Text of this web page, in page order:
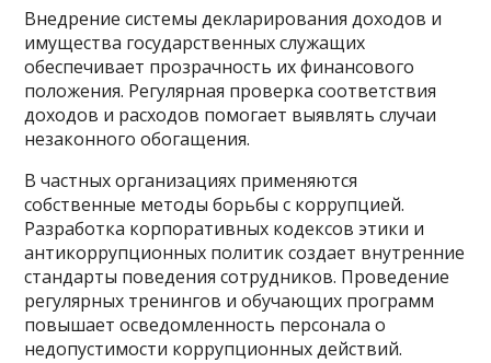
Внедрение системы декларирования доходов и
имущества государственных служащих
обеспечивает прозрачность их финансового
положения. Регулярная проверка соответствия
доходов и расходов помогает выявлять случаи
незаконного обогащения.
В частных организациях применяются
собственные методы борьбы с коррупцией.
Разработка корпоративных кодексов этики и
антикоррупционных политик создает внутренние
стандарты поведения сотрудников. Проведение
регулярных тренингов и обучающих программ
повышает осведомленность персонала о
недопустимости коррупционных действий.